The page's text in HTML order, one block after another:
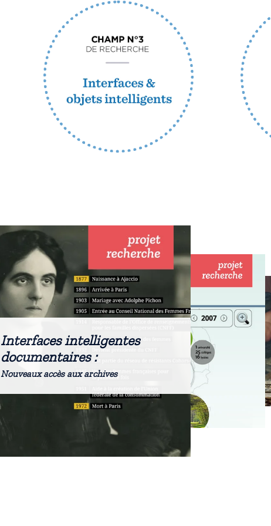
Interfaces intelligentes
documentaires :
Nouveaux accès aux archives